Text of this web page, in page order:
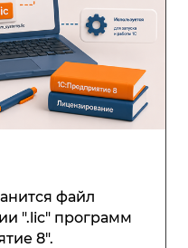
файл
".lic" программ
8".